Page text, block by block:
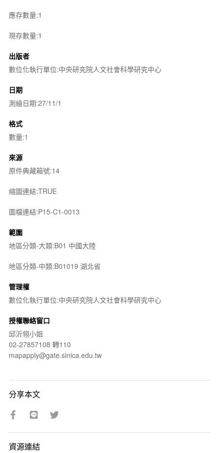
應存數量:1
現存數量:1
出版者
數位化執行單位:中央研究院人文社會科學研究中心
日期
測繪日期:27/11/1
格式
數量:1
來源
原件典藏箱號:14
縮圖連結:TRUE
圖檔連結:P15-C1-0013
範圍
地區分類-大類:B01 中國大陸
地區分類-中類:B01019 湖北省
管理權
數位化執行單位:中央研究院人文社會科學研究中心
授權聯絡窗口
邱沂翎小姐
02-27857108 轉110
mapapply@gate.sinica.edu.tw
分享本文
資源連結